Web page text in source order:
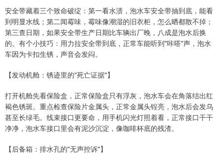
安全带藏着三个致命破绽：第一看水渍，泡水车安全带抽到底，能看
到明显水线；第二闻霉味，霉味像潮湿的旧衣柜，怎么晒都散不掉；
第三查日期，如果安全带生产日期比车辆出厂晚，八成是泡水后换
的。有个小技巧：用力拉安全带到底，正常车能听到"咔嗒"声，泡水
车因为卡扣生锈，声音会发闷。
【发动机舱：锈迹里的"死亡证据"】
打开机舱先看保险盒，正常保险盒只有浮灰，泡水车会在角落结出红
褐色锈斑。重点检查保险片金属头，正常金属头锃亮，泡水后会发乌
甚至长绿毛。线束接口更要命，用手机闪光灯照着看，正常接口干干
净净，泡水车接口里会有泥沙沉淀，像咖啡杯底的残渣。
【后备箱：排水孔的"无声控诉"】